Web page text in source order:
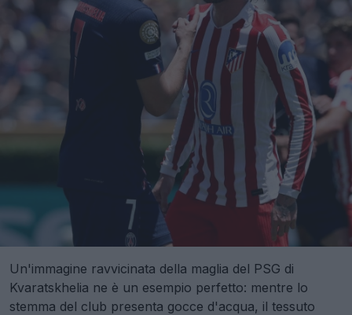
Un'immagine ravvicinata della maglia del PSG di
Kvaratskhelia ne è un esempio perfetto: mentre lo
stemma del club presenta gocce d'acqua, il tessuto